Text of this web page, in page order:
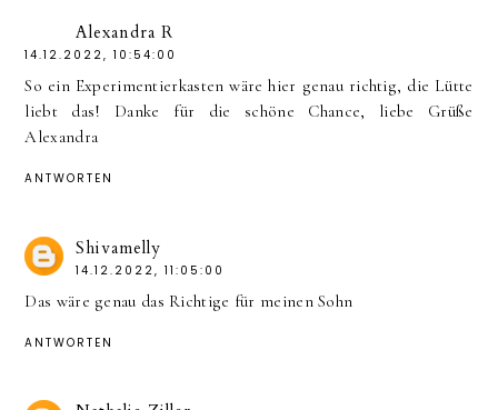
Alexandra R
14.12.2022, 10:54:00
So ein Experimentierkasten wäre hier genau richtig, die Lütte
liebt das! Danke für die schöne Chance, liebe Grüße
Alexandra
ANTWORTEN
Shivamelly
14.12.2022, 11:05:00
Das wäre genau das Richtige für meinen Sohn
ANTWORTEN